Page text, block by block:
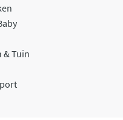
& Tuin